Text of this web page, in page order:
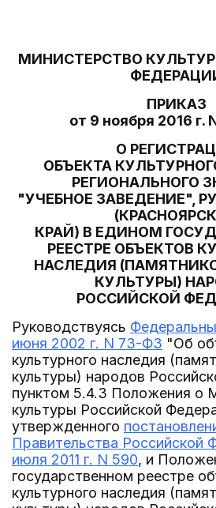
МИНИСТЕРСТВО
ПРИКАЗ
от 9 ноября 2016 г.
О
ОБЪЕКТА
РЕГИОНАЛЬНОГО
"УЧЕБНОЕ ЗАВЕДЕНИЕ",
КРАЙ) В ЕДИНОМ
РЕЕСТРЕ ОБЪЕКТОВ
НАСЛЕДИЯ
КУЛЬТУРЫ)
РОССИЙСКОЙ
Руководствуясь
июня 2002 г. N 73-ФЗ "Об
культурного наследия
культуры) народов
пунктом 5.4.3 Положения о
культуры Российской
утвержденного
Правительства Российской
июля 2011 г. N 590, и
государственном реестре
культурного наследия